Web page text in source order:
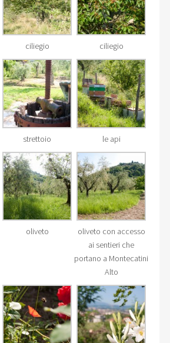
ciliegio ciliegio
strettoio le api
oliveto
oliveto con accesso
ai sentieri che
portano a Montecatini
Alto